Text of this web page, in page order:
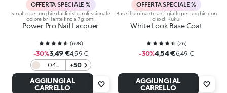
OFFERTA SPECIALE %
Smalto per unghie dal finish professionale
colore brillante fino a 7 giorni
Power Pro Nail Lacquer
(698)
-30%3,49 €4,99 €
04
Bianco
Latte
+50
AGGIUNGI AL
CARRELLO
OFFERTA SPECIALE %
Base illuminante anti giallo per unghie con
olio di Kukui
White Look Base Coat
(26)
-30%4,54 €6,49 €
AGGIUNGI AL
CARRELLO